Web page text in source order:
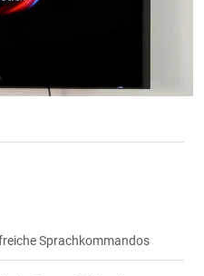
Sprachkommandos